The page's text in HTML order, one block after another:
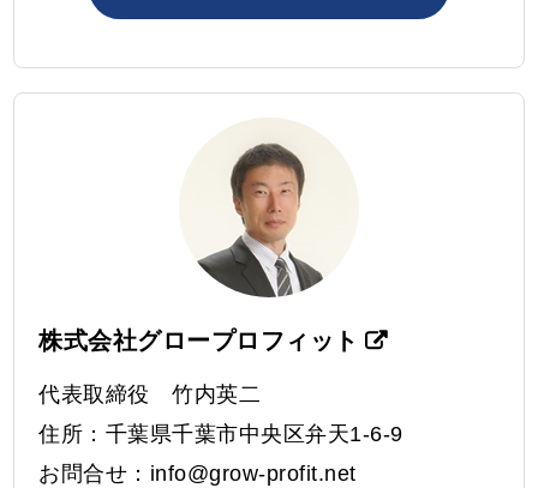
株式会社グロープロフィット
代表取締役 竹内英二
住所：千葉県千葉市中央区弁天1-6-9
お問合せ： info@grow-profit.net